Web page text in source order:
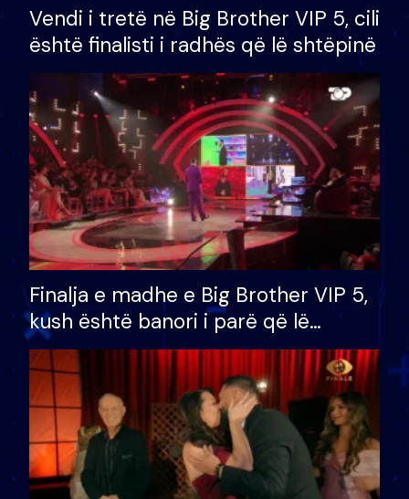
Vendi i tretë në Big Brother VIP 5, cili
është finalisti i radhës që lë shtëpinë
Finalja e madhe e Big Brother VIP 5,
kush është banori i parë që lë
shtëpinë dhe humb mundësinë për
të fituar çmimin e madh